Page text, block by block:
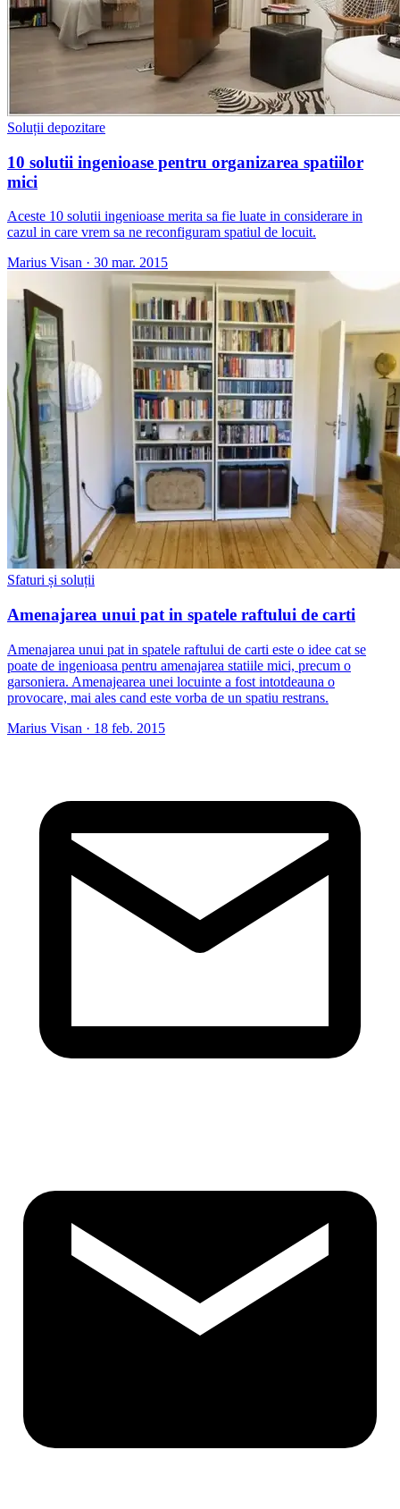
Soluții depozitare
10 solutii ingenioase pentru organizarea spatiilor
mici
Aceste 10 solutii ingenioase merita sa fie luate in considerare in
cazul in care vrem sa ne reconfiguram spatiul de locuit.
Marius Visan · 30 mar. 2015
Sfaturi și soluții
Amenajarea unui pat in spatele raftului de carti
Amenajarea unui pat in spatele raftului de carti este o idee cat se
poate de ingenioasa pentru amenajarea statiile mici, precum o
garsoniera. Amenajearea unei locuinte a fost intotdeauna o
provocare, mai ales cand este vorba de un spatiu restrans.
Marius Visan · 18 feb. 2015